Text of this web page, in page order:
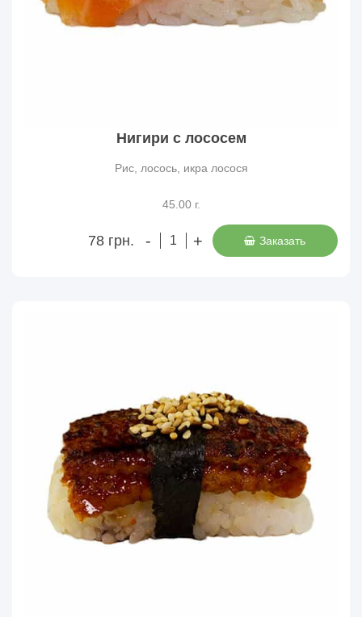
Нигири с лососем
Рис, лосось, икра лосося
45.00 г.
78 грн. - + Заказать